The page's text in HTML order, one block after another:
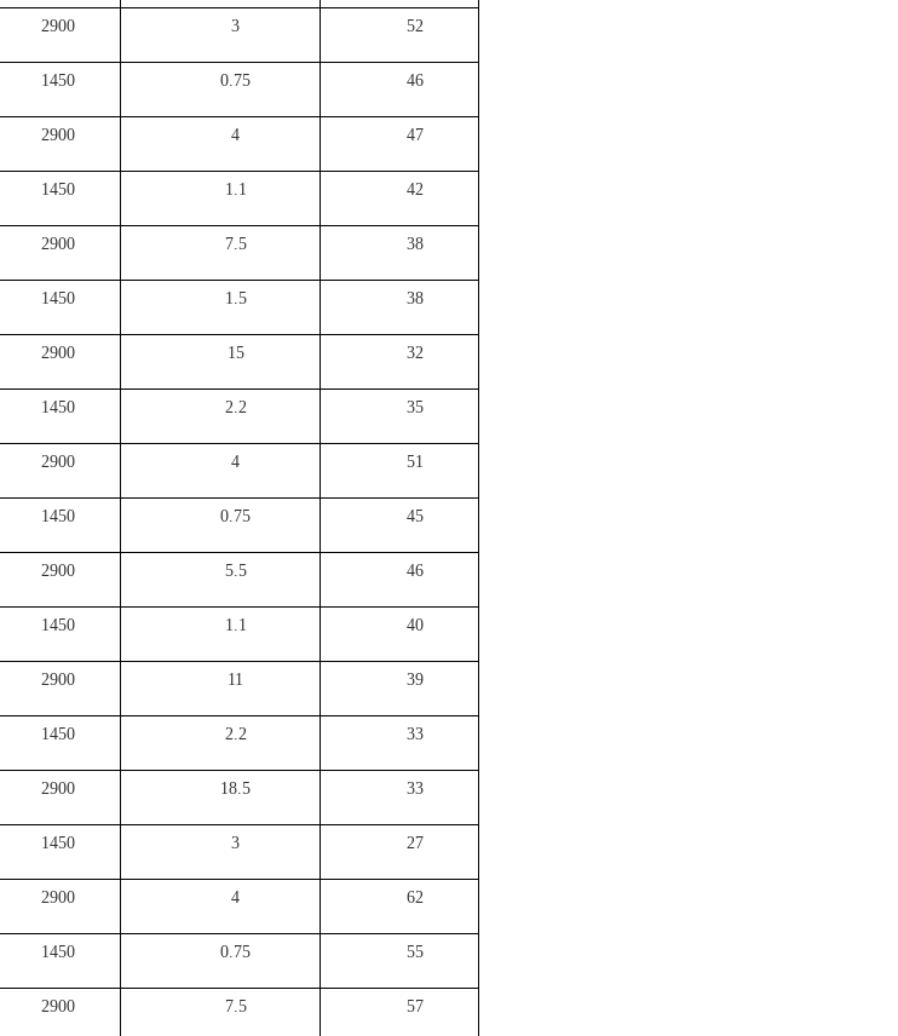
2900 3 52
1450 0.75 46
2900 4 47
1450 1.1 42
2900 7.5 38
1450 1.5 38
2900 15 32
1450 2.2 35
2900 4 51
1450 0.75 45
2900 5.5 46
1450 1.1 40
2900 11 39
1450 2.2 33
2900 18.5 33
1450 3 27
2900 4 62
1450 0.75 55
2900 7.5 57